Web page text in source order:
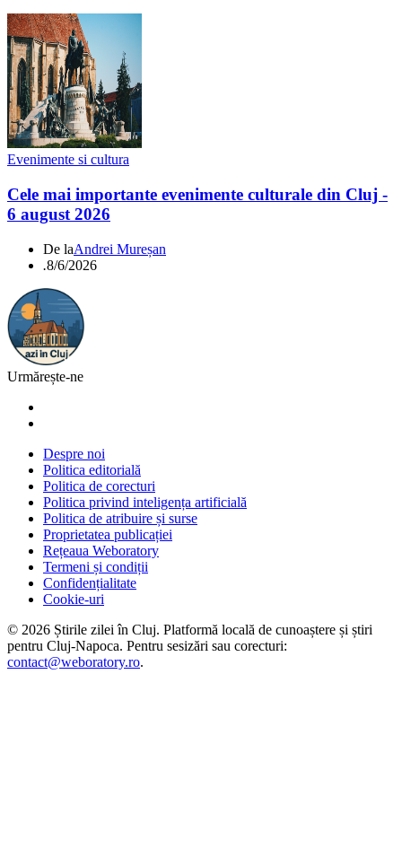
Evenimente si cultura
Cele mai importante evenimente culturale din Cluj -
6 august 2026
De laAndrei Mureșan
.8/6/2026
Urmărește-ne
Despre noi
Politica editorială
Politica de corecturi
Politica privind inteligența artificială
Politica de atribuire și surse
Proprietatea publicației
Rețeaua Weboratory
Termeni și condiții
Confidențialitate
Cookie-uri
© 2026 Știrile zilei în Cluj. Platformă locală de cunoaștere și știri
pentru Cluj-Napoca. Pentru sesizări sau corecturi:
contact@weboratory.ro.